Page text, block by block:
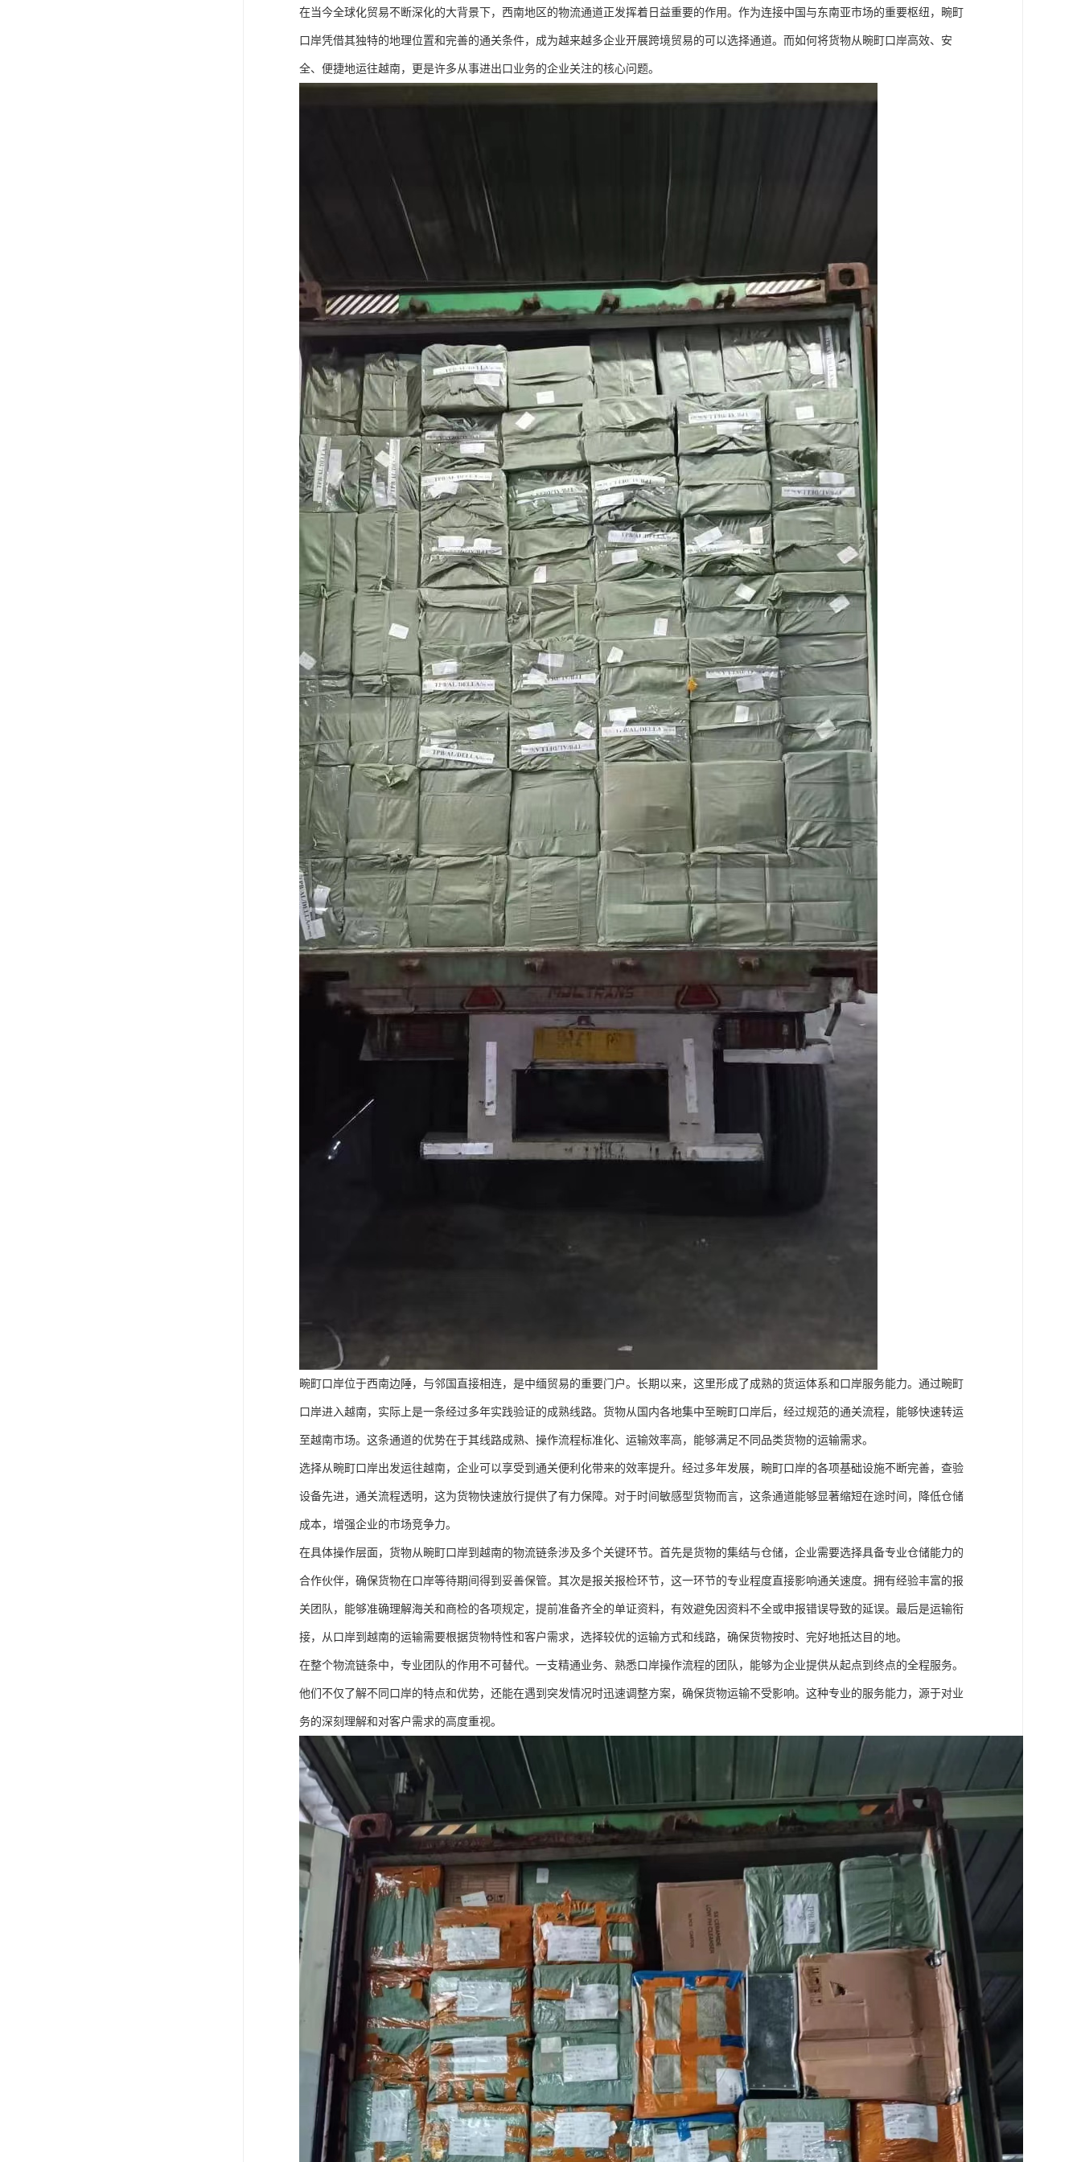
在当今全球化贸易不断深化的大背景下，西南地区的物流通道正发挥着日益重要的作用。作为连接中国与东南亚市场的重要枢纽，畹町
口岸凭借其独特的地理位置和完善的通关条件，成为越来越多企业开展跨境贸易的可以选择通道。而如何将货物从畹町口岸高效、安
全、便捷地运往越南，更是许多从事进出口业务的企业关注的核心问题。
畹町口岸位于西南边陲，与邻国直接相连，是中缅贸易的重要门户。长期以来，这里形成了成熟的货运体系和口岸服务能力。通过畹町
口岸进入越南，实际上是一条经过多年实践验证的成熟线路。货物从国内各地集中至畹町口岸后，经过规范的通关流程，能够快速转运
至越南市场。这条通道的优势在于其线路成熟、操作流程标准化、运输效率高，能够满足不同品类货物的运输需求。
选择从畹町口岸出发运往越南，企业可以享受到通关便利化带来的效率提升。经过多年发展，畹町口岸的各项基础设施不断完善，查验
设备先进，通关流程透明，这为货物快速放行提供了有力保障。对于时间敏感型货物而言，这条通道能够显著缩短在途时间，降低仓储
成本，增强企业的市场竞争力。
在具体操作层面，货物从畹町口岸到越南的物流链条涉及多个关键环节。首先是货物的集结与仓储，企业需要选择具备专业仓储能力的
合作伙伴，确保货物在口岸等待期间得到妥善保管。其次是报关报检环节，这一环节的专业程度直接影响通关速度。拥有经验丰富的报
关团队，能够准确理解海关和商检的各项规定，提前准备齐全的单证资料，有效避免因资料不全或申报错误导致的延误。最后是运输衔
接，从口岸到越南的运输需要根据货物特性和客户需求，选择较优的运输方式和线路，确保货物按时、完好地抵达目的地。
在整个物流链条中，专业团队的作用不可替代。一支精通业务、熟悉口岸操作流程的团队，能够为企业提供从起点到终点的全程服务。
他们不仅了解不同口岸的特点和优势，还能在遇到突发情况时迅速调整方案，确保货物运输不受影响。这种专业的服务能力，源于对业
务的深刻理解和对客户需求的高度重视。